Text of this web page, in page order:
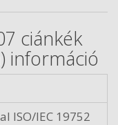
ciánkék
információ
ISO/IEC 19752